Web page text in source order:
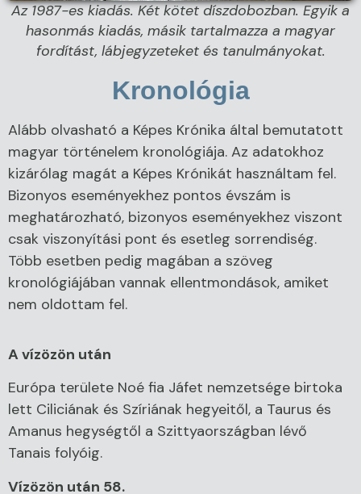
Az 1987-es kiadás. Két kötet díszdobozban. Egyik a
hasonmás kiadás, másik tartalmazza a magyar
fordítást, lábjegyzeteket és tanulmányokat.
Kronológia
Alább olvasható a Képes Krónika által bemutatott
magyar történelem kronológiája. Az adatokhoz
kizárólag magát a Képes Krónikát használtam fel.
Bizonyos eseményekhez pontos évszám is
meghatározható, bizonyos eseményekhez viszont
csak viszonyítási pont és esetleg sorrendiség.
Több esetben pedig magában a szöveg
kronológiájában vannak ellentmondások, amiket
nem oldottam fel.
A vízözön után
Európa területe Noé fia Jáfet nemzetsége birtoka
lett Ciliciának és Szíriának hegyeitől, a Taurus és
Amanus hegységtől a Szittyaországban lévő
Tanais folyóig.
Vízözön után 58.